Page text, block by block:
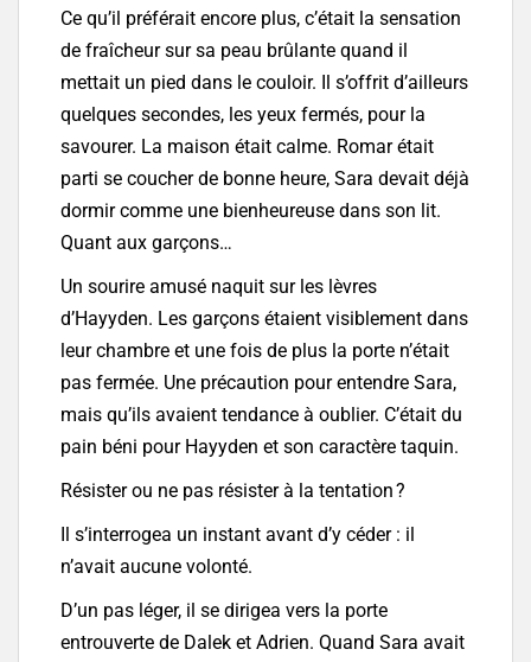
Ce qu’il préférait encore plus, c’était la sensation
de fraîcheur sur sa peau brûlante quand il
mettait un pied dans le couloir. Il s’offrit d’ailleurs
quelques secondes, les yeux fermés, pour la
savourer. La maison était calme. Romar était
parti se coucher de bonne heure, Sara devait déjà
dormir comme une bienheureuse dans son lit.
Quant aux garçons…
Un sourire amusé naquit sur les lèvres
d’Hayyden. Les garçons étaient visiblement dans
leur chambre et une fois de plus la porte n’était
pas fermée. Une précaution pour entendre Sara,
mais qu’ils avaient tendance à oublier. C’était du
pain béni pour Hayyden et son caractère taquin.
Résister ou ne pas résister à la tentation ?
Il s’interrogea un instant avant d’y céder : il
n’avait aucune volonté.
D’un pas léger, il se dirigea vers la porte
entrouverte de Dalek et Adrien. Quand Sara avait